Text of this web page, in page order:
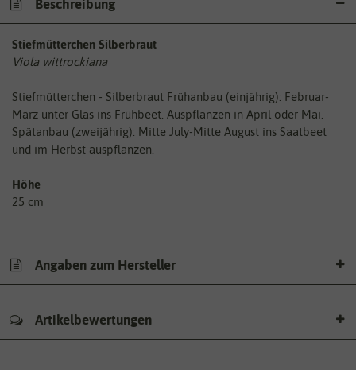
Beschreibung
Stiefmütterchen Silberbraut
Viola wittrockiana
Stiefmütterchen - Silberbraut Frühanbau (einjährig): Februar-
März unter Glas ins Frühbeet. Auspflanzen in April oder Mai.
Spätanbau (zweijährig): Mitte July-Mitte August ins Saatbeet
und im Herbst auspflanzen.
Höhe
25 cm
Angaben zum Hersteller
Artikelbewertungen